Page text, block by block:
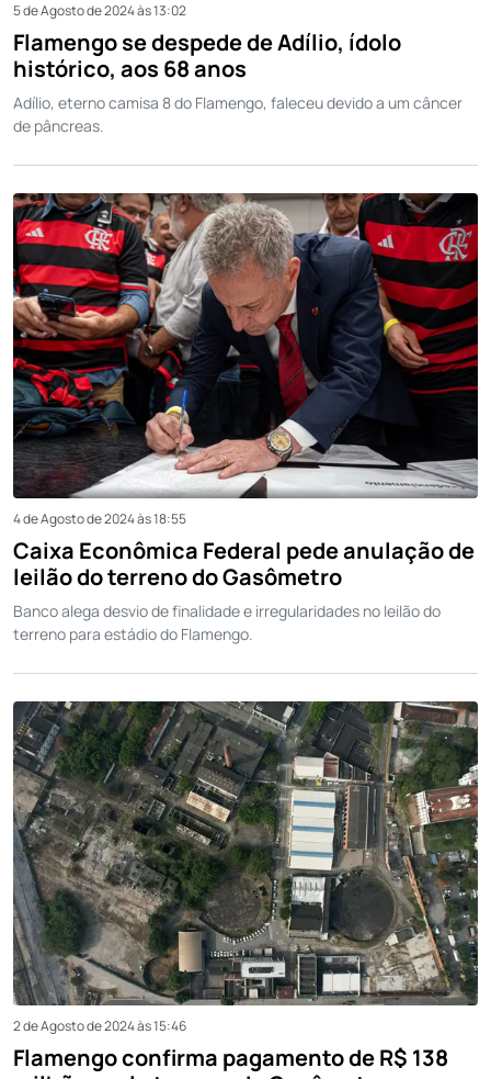
5 de Agosto de 2024 às 13:02
Flamengo se despede de Adílio, ídolo
histórico, aos 68 anos
Adílio, eterno camisa 8 do Flamengo, faleceu devido a um câncer
de pâncreas.
4 de Agosto de 2024 às 18:55
Caixa Econômica Federal pede anulação de
leilão do terreno do Gasômetro
Banco alega desvio de finalidade e irregularidades no leilão do
terreno para estádio do Flamengo.
2 de Agosto de 2024 às 15:46
Flamengo confirma pagamento de R$ 138